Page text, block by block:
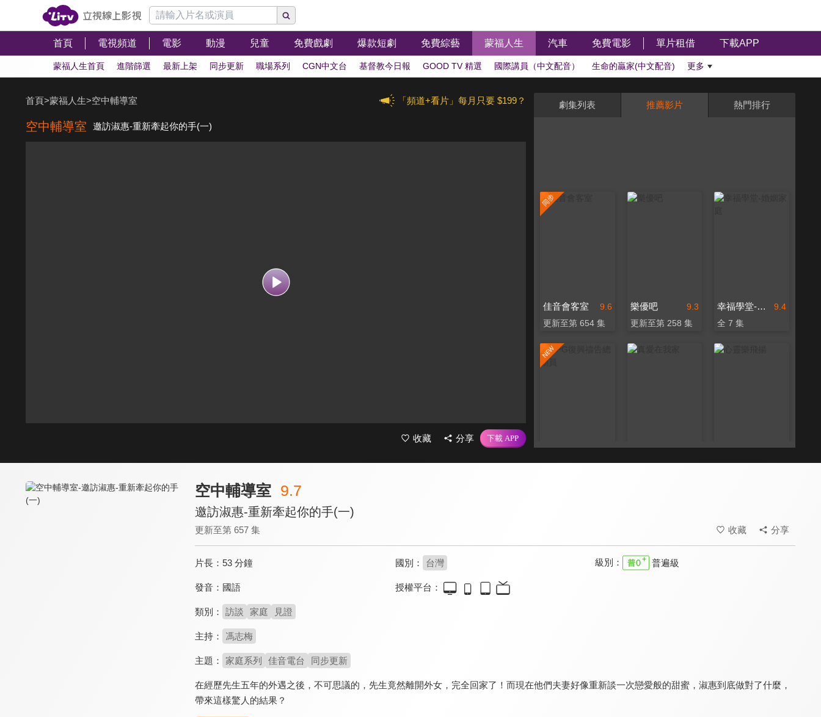
首頁 電視頻道 電影 動漫 兒童 免費戲劇 爆款短劇 免費綜藝 蒙福人生 汽車 免費電影 單片租借 下載APP
蒙福人生首頁 進階篩選 最新上架 同步更新 職場系列 CGN中文台 基督教今日報 GOOD TV 精選 國際講員（中文配音） 生命的贏家(中文配音) 更多
「頻道+看片」每月只要 $199？
首頁>蒙福人生>空中輔導室
空中輔導室 邀訪淑惠-重新牽起你的手(一)
收藏 分享
劇集列表 推薦影片 熱門排行
9.6
佳音會客室
更新至第 654 集
9.3
樂優吧
更新至第 258 集
9.4
幸福學堂-婚姻家庭
全 7 集
空中輔導室 9.7
邀訪淑惠-重新牽起你的手(一)
更新至第 657 集 收藏 分享
片長： 53 分鐘 國別： 台灣 級別： 普遍級
發音： 國語 授權平台：
類別： 訪談 家庭 見證
主持： 馮志梅
主題： 家庭系列 佳音電台 同步更新
在經歷先生五年的外遇之後，不可思議的，先生竟然離開外女，完全回家了！而現在他們夫妻好像重新談一次戀愛般的甜蜜，淑惠到底做對了什麼，
帶來這樣驚人的結果？